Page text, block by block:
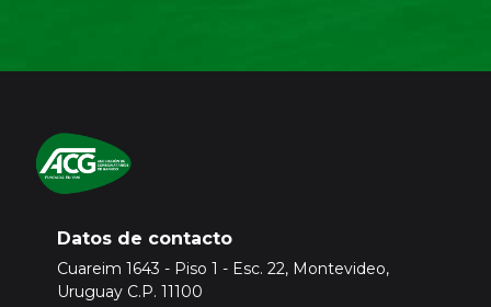
Datos de contacto
Cuareim 1643 - Piso 1 - Esc. 22, Montevideo,
Uruguay C.P. 11100